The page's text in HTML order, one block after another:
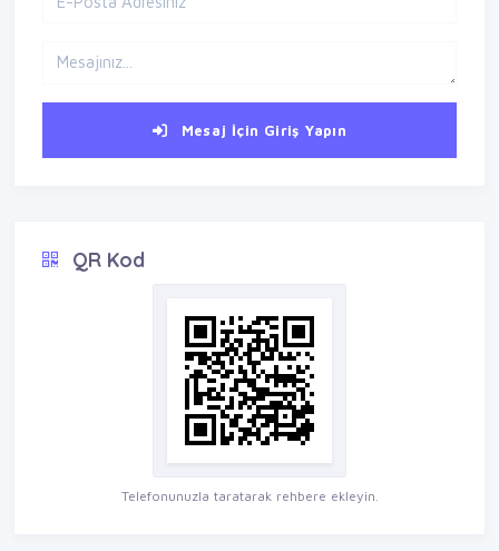
Mesaj İçin Giriş Yapın
QR Kod
Telefonunuzla taratarak rehbere ekleyin.